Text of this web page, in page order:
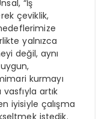
“İş
çeviklik,
yalnızca
değil, aynı
kurmayı
artık
iyisiyle çalışma